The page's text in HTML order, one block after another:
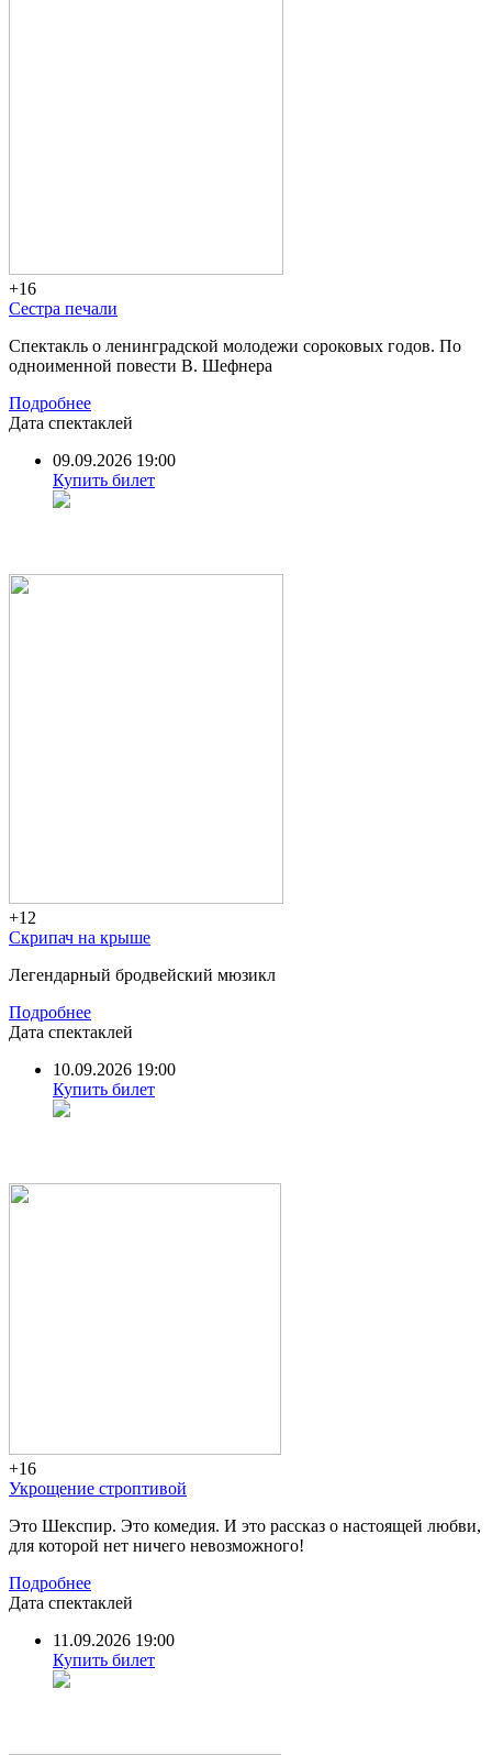
+16
Сестра печали
Спектакль о ленинградской молодежи сороковых годов. По
одноименной повести В. Шефнера
Подробнее
Дата спектаклей
09.09.2026 19:00
Купить билет
+12
Скрипач на крыше
Легендарный бродвейский мюзикл
Подробнее
Дата спектаклей
10.09.2026 19:00
Купить билет
+16
Укрощение строптивой
Это Шекспир. Это комедия. И это рассказ о настоящей любви,
для которой нет ничего невозможного!
Подробнее
Дата спектаклей
11.09.2026 19:00
Купить билет